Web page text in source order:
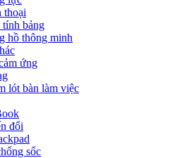
thoại
bảng
hồ thông minh
ứng
lót bàn làm việc
đổi
sốc